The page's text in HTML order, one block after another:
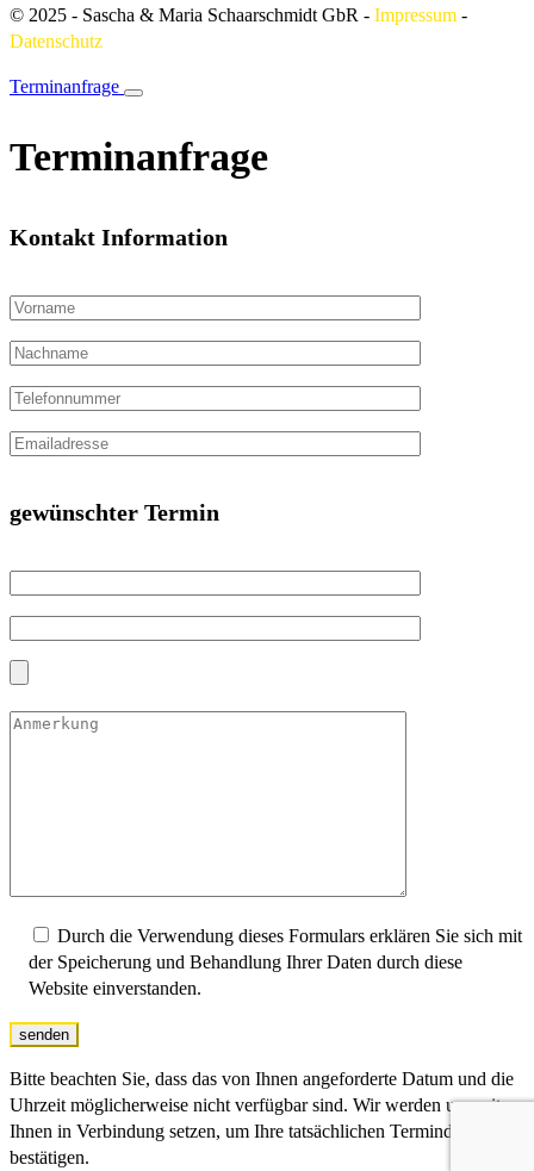
© 2025 - Sascha & Maria Schaarschmidt GbR - Impressum -
Datenschutz
Terminanfrage
Terminanfrage
Kontakt Information
gewünschter Termin
Durch die Verwendung dieses Formulars erklären Sie sich mit
der Speicherung und Behandlung Ihrer Daten durch diese
Website einverstanden.
senden
Bitte beachten Sie, dass das von Ihnen angeforderte Datum und die
Uhrzeit möglicherweise nicht verfügbar sind. Wir werden uns mit
Ihnen in Verbindung setzen, um Ihre tatsächlichen Termindaten zu
bestätigen.